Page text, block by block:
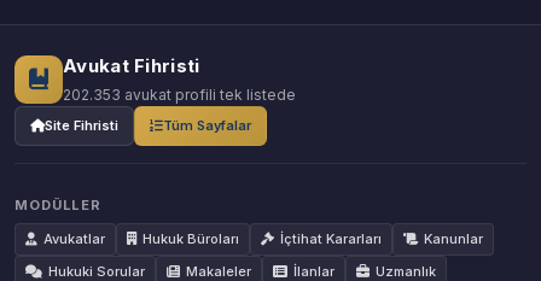
Avukat Fihristi
202.353 avukat profili tek listede
Site Fihristi Tüm Sayfalar
MODÜLLER
Avukatlar
Hukuk Büroları İçtihat Kararları
Kanunlar
Hukuki Sorular
Makaleler İlanlar
Uzmanlık